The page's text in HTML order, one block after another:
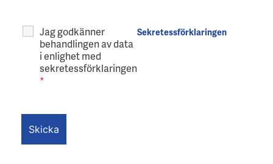
Jag godkänner
behandlingen av data
i enlighet med
sekretessförklaringen
*
Sekretessförklaringen